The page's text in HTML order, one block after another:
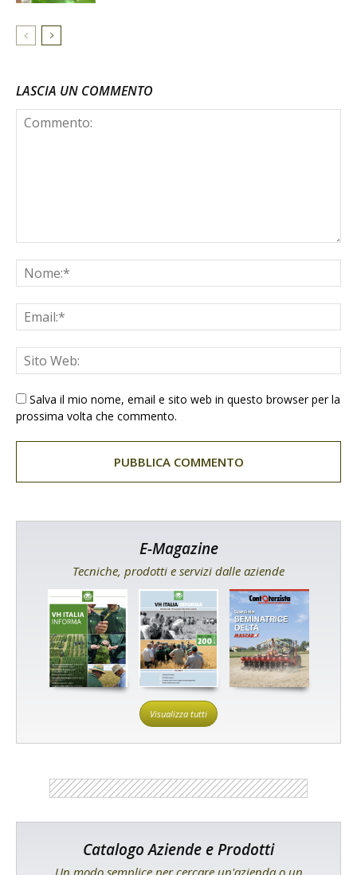
LASCIA UN COMMENTO
Salva il mio nome, email e sito web in questo browser per la
prossima volta che commento.
E-Magazine
Tecniche, prodotti e servizi dalle aziende
Visualizza tutti
Catalogo Aziende e Prodotti
Un modo semplice per cercare un'azienda o un